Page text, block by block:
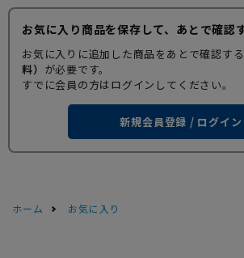
お気に入り商品を保存して、あとで確認
お気に入りに追加した商品をあとで確認す
料） が必要です。
すでに会員の方はログインしてください。
新規会員登録 / ログイン
ホーム お気に入り